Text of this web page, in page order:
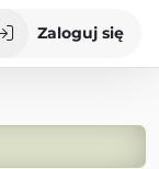
Zaloguj się